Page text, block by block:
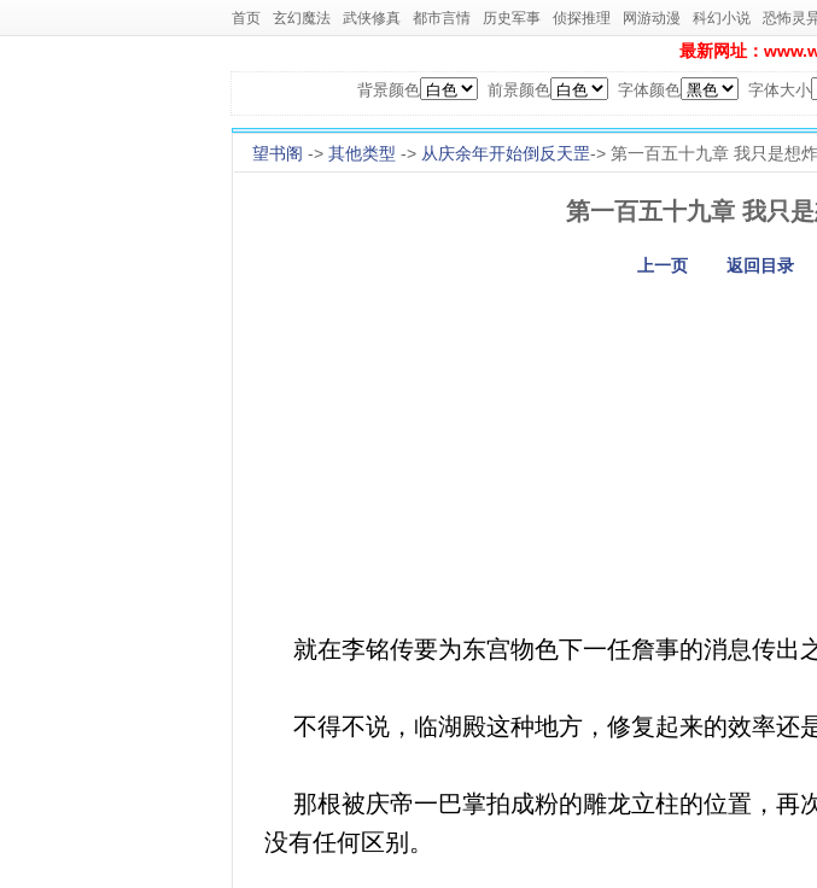
首页 玄幻魔法 武侠修真 都市言情 历史军事 侦探推理 网游动漫 科幻小说 恐怖灵
最新网址：
背景颜色 前景颜色 字体颜色 字体大小
望书阁 -> 其他类型 -> 从庆余年开始倒反天罡-> 第一百五十九章 我只是想
第一百五十九章 我只
上一页 返回目录
就在李铭传要为东宫物色下一任詹事的消息传出
不得不说，临湖殿这种地方，修复起来的效率还
那根被庆帝一巴掌拍成粉的雕龙立柱的位置，再
没有任何区别。